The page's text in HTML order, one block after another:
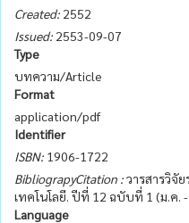
Created: 2552
Issued: 2553-09-07
Type
บทความ/Article
Format
application/pdf
Identifier
ISBN: 1906-1722
BibliograpyCitation :วารสารวิจั
เทคโนโลยี. ปีที่ 12 ฉบับที่ 1 (ม.ค.
Language